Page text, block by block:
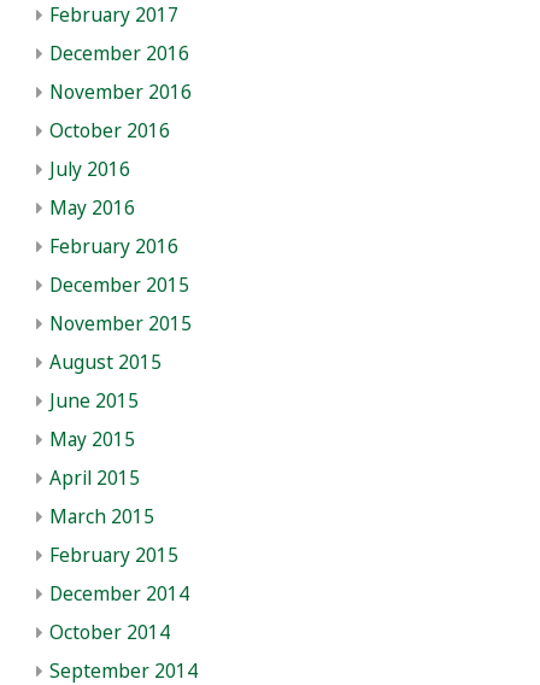
February 2017
December 2016
November 2016
October 2016
July 2016
May 2016
February 2016
December 2015
November 2015
August 2015
June 2015
May 2015
April 2015
March 2015
February 2015
December 2014
October 2014
September 2014